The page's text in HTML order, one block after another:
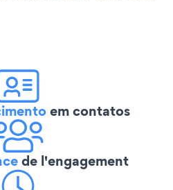
em contatos
de l'engagement